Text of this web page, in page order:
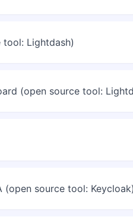
Lightdash)
(open source tool:
source tool: Keycloak)